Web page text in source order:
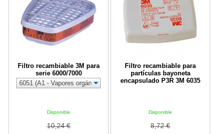
Filtro recambiable 3M para
serie 6000/7000
Disponible
10,24 €
Filtro recambiable para
partículas bayoneta
encapsulado P3R 3M 6035
Disponible
8,72 €